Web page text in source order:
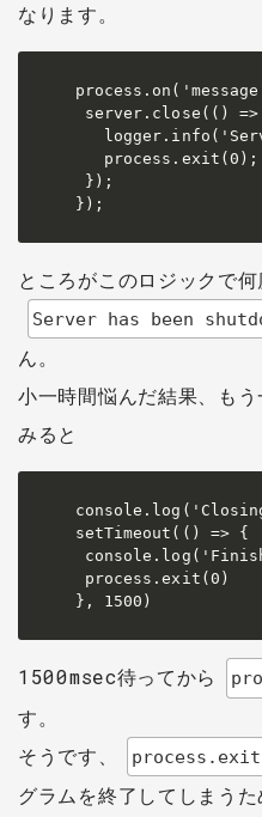
なります。
server.close(()
   process.exit(0);
});
});
ところがこのロジックで
Server has been
ん。
小一時間悩んだ結果、も
みると
setTimeout(() => {
process.exit(0)
}, 1500)
1500msec待ってから
す。
そうです、
グラムを終了してしまう